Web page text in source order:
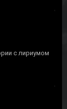
с лириумом